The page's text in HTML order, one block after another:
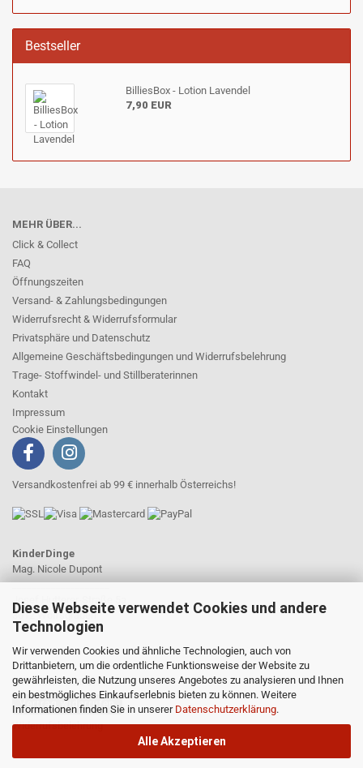
Diese Webseite verwendet Cookies und andere
Technologien
Wir verwenden Cookies und ähnliche Technologien, auch von
Drittanbietern, um die ordentliche Funktionsweise der Website zu
gewährleisten, die Nutzung unseres Angebotes zu analysieren und Ihnen
ein bestmögliches Einkaufserlebnis bieten zu können. Weitere
Informationen finden Sie in unserer Datenschutzerklärung.
Alle Akzeptieren
Bestseller
BilliesBox - Lotion Lavendel
7,90 EUR
MEHR ÜBER...
Click & Collect
FAQ
Öffnungszeiten
Versand- & Zahlungsbedingungen
Widerrufsrecht & Widerrufsformular
Privatsphäre und Datenschutz
Allgemeine Geschäftsbedingungen und Widerrufsbelehrung
Trage- Stoffwindel- und Stillberaterinnen
Kontakt
Impressum
Cookie Einstellungen
Versandkostenfrei ab 99 € innerhalb Österreichs!
KinderDinge
Mag. Nicole Dupont
____________________
Josef Hutterer-Straße 5a
3012 Wolfsgraben
WIDERRUFSRECHT
Vertrag widerrufen
Widerrufsbelehrung